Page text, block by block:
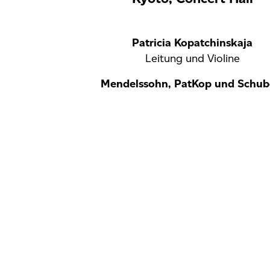
Patricia Kopatchinskaja
Leitung und Violine
Mendelssohn, PatKop und